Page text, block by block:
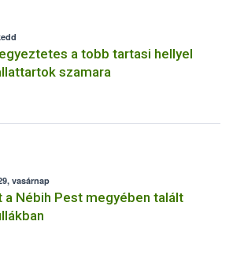
a tobb tartasi hellyel
szamara
vasárnap
a Nébih Pest megyében talált